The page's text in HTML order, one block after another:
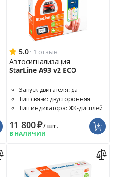
5.0 · 1 отзыв
Автосигнализация
StarLine A93 v2 ECO
Запуск двигателя: да
Тип связи: двусторонняя
Тип индикатора: ЖК-дисплей
11 800₽/ шт.
В НАЛИЧИИ